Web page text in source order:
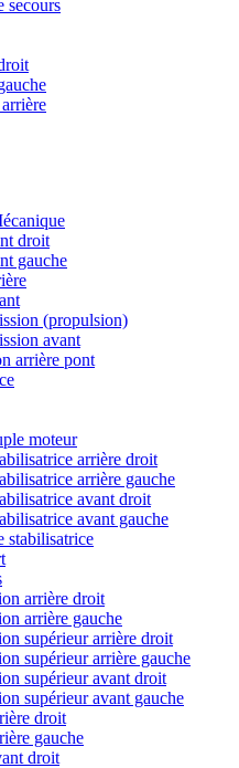
secours
droit
gauche
(propulsion)
avant
arrière pont
moteur
arrière droit
arrière gauche
avant droit
avant gauche
stabilisatrice
arrière droit
arrière gauche
supérieur arrière droit
supérieur arrière gauche
supérieur avant droit
supérieur avant gauche
droit
gauche
droit